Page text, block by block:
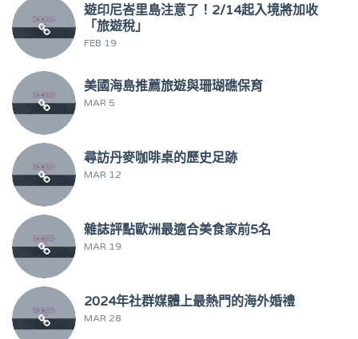
遊印尼峇里島注意了！2/14起入境將加收
「旅遊稅」
FEB 19
美國海島推薦旅遊與珊瑚礁保育
MAR 5
尋訪丹麥咖啡桌的歷史足跡
MAR 12
雜誌評點歐洲最適合美食家前5名
MAR 19
2024年社群媒體上最熱門的海外婚禮
MAR 28